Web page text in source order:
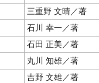
三重野 文晴／著
石川 幸一／著
石田 正美／著
丸川 知雄／著
吉野 文雄／著